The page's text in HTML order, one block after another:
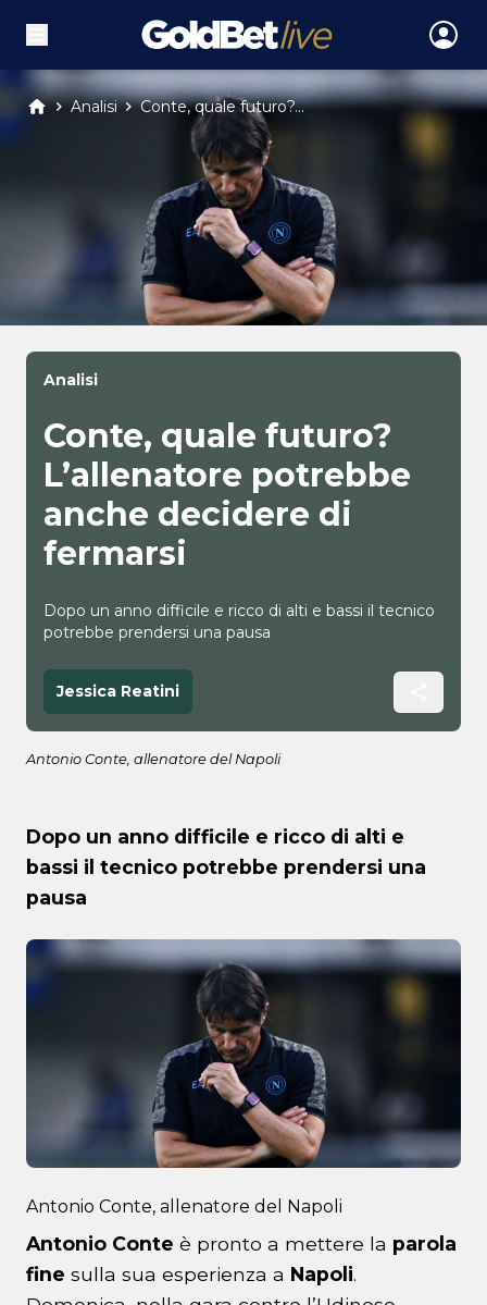
Analisi Conte, quale futuro?...
Analisi
Conte, quale futuro?
L’allenatore potrebbe
anche decidere di
fermarsi
Dopo un anno difficile e ricco di alti e bassi il tecnico
potrebbe prendersi una pausa
Jessica Reatini
Antonio Conte, allenatore del Napoli
Dopo un anno difficile e ricco di alti e
bassi il tecnico potrebbe prendersi una
pausa
Antonio Conte, allenatore del Napoli
Antonio Conte è pronto a mettere la parola
fine sulla sua esperienza a Napoli.